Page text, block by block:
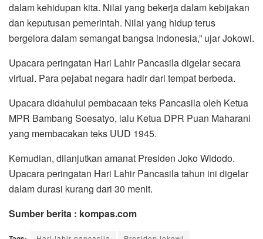
dalam kehidupan kita. Nilai yang bekerja dalam kebijakan
dan keputusan pemerintah. Nilai yang hidup terus
bergelora dalam semangat bangsa indonesia,” ujar Jokowi.
Upacara peringatan Hari Lahir Pancasila digelar secara
virtual. Para pejabat negara hadir dari tempat berbeda.
Upacara didahului pembacaan teks Pancasila oleh Ketua
MPR Bambang Soesatyo, lalu Ketua DPR Puan Maharani
yang membacakan teks UUD 1945.
Kemudian, dilanjutkan amanat Presiden Joko Widodo.
Upacara peringatan Hari Lahir Pancasila tahun ini digelar
dalam durasi kurang dari 30 menit.
Sumber berita : kompas.com